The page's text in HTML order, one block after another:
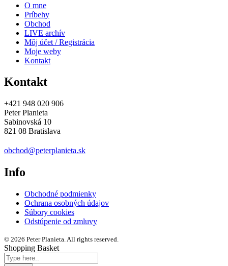
O mne
Príbehy
Obchod
LIVE archív
Môj účet / Registrácia
Moje weby
Kontakt
Kontakt
+421 948 020 906
Peter Planieta
Sabinovská 10
821 08 Bratislava
obchod@peterplanieta.sk
Info
Obchodné podmienky
Ochrana osobných údajov
Súbory cookies
Odstúpenie od zmluvy
© 2026 Peter Planieta. All rights reserved.
Shopping Basket